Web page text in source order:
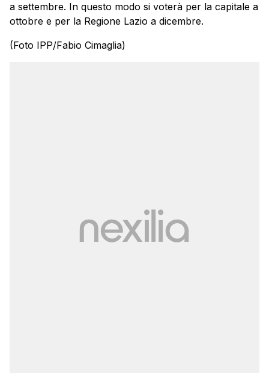
a settembre. In questo modo si voterà per la capitale a
ottobre e per la Regione Lazio a dicembre.
(Foto IPP/Fabio Cimaglia)